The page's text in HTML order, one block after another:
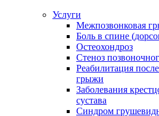
Услуги
Межпозвонковая
Боль в спине
Остеохондроз
Стеноз
Реабилитация
грыжи
Заболевания
сустава
Синдром